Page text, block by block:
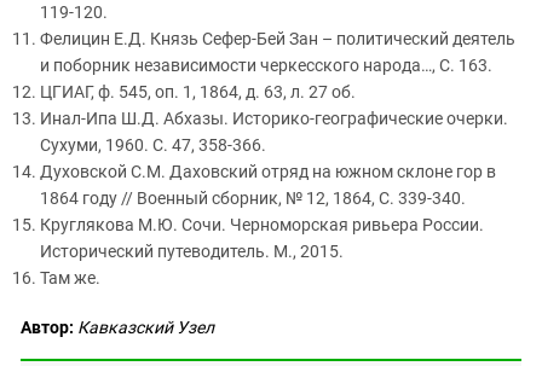
119-120.
Фелицин Е.Д. Князь Сефер-Бей Зан – политический деятель
и поборник независимости черкесского народа…, С. 163.
ЦГИАГ, ф. 545, оп. 1, 1864, д. 63, л. 27 об.
Инал-Ипа Ш.Д. Абхазы. Историко-географические очерки.
Сухуми, 1960. С. 47, 358-366.
Духовской С.М. Даховский отряд на южном склоне гор в
1864 году // Военный сборник, № 12, 1864, С. 339-340.
Круглякова М.Ю. Сочи. Черноморская ривьера России.
Исторический путеводитель. М., 2015.
Там же.
Автор: Кавказский Узел